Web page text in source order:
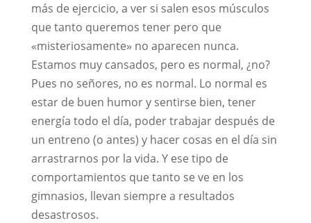
más de ejercicio, a ver si salen esos músculos
que tanto queremos tener pero que
«misteriosamente» no aparecen nunca.
Estamos muy cansados, pero es normal, ¿no?
Pues no señores, no es normal. Lo normal es
estar de buen humor y sentirse bien, tener
energía todo el día, poder trabajar después de
un entreno (o antes) y hacer cosas en el día sin
arrastrarnos por la vida. Y ese tipo de
comportamientos que tanto se ve en los
gimnasios, llevan siempre a resultados
desastrosos.